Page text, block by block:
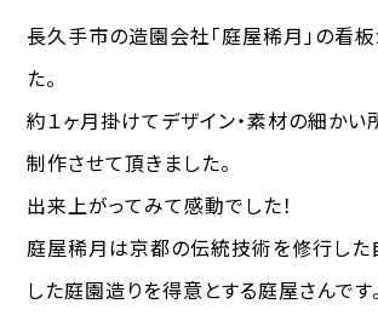
長久手市の造園会社「庭屋稀月」の看
た。
約１ヶ月掛けてデザイン・素材の細かい
制作させて頂きました。
出来上がってみて感動でした！
庭屋稀月は京都の伝統技術を修行した
した庭園造りを得意とする庭屋さんです。